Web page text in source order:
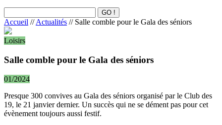
Accueil //Actualités // Salle comble pour le Gala des séniors
Loisirs
Salle comble pour le Gala des séniors
01/2024
Presque 300 convives au Gala des séniors organisé par le Club des
19, le 21 janvier dernier. Un succès qui ne se dément pas pour cet
évènement toujours aussi festif.